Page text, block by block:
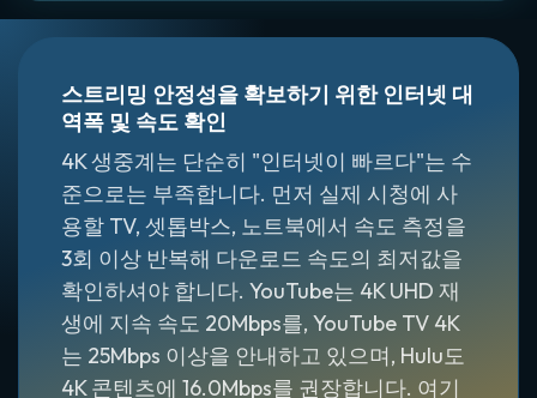
스트리밍 안정성을 확보하기 위한 인터넷 대
역폭 및 속도 확인
4K 생중계는 단순히 "인터넷이 빠르다"는 수
준으로는 부족합니다. 먼저 실제 시청에 사
용할 TV, 셋톱박스, 노트북에서 속도 측정을
3회 이상 반복해 다운로드 속도의 최저값을
확인하셔야 합니다. YouTube는 4K UHD 재
생에 지속 속도 20Mbps를, YouTube TV 4K
는 25Mbps 이상을 안내하고 있으며, Hulu도
4K 콘텐츠에 16.0Mbps를 권장합니다. 여기